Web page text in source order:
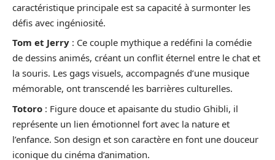
caractéristique principale est sa capacité à surmonter les
défis avec ingéniosité.
Tom et Jerry : Ce couple mythique a redéfini la comédie
de dessins animés, créant un conflit éternel entre le chat et
la souris. Les gags visuels, accompagnés d’une musique
mémorable, ont transcendé les barrières culturelles.
Totoro : Figure douce et apaisante du studio Ghibli, il
représente un lien émotionnel fort avec la nature et
l’enfance. Son design et son caractère en font une douceur
iconique du cinéma d’animation.